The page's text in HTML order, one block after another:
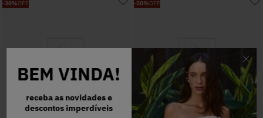
BEM VINDA!
receba as novidades e
descontos imperdíveis
-30%OFF -50%OFF